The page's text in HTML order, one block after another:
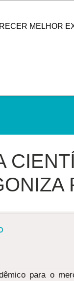
MELHOR
SOLUÇÕES
para o